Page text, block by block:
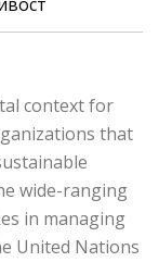
context for
that
wide-ranging
in managing
United Nations